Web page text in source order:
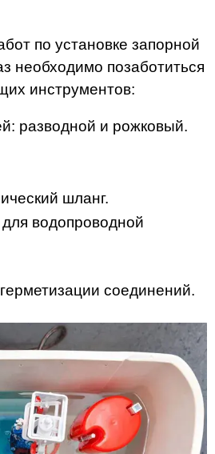
по установке запорной
необходимо позаботиться
инструментов:
разводной и рожковый.
шланг.
водопроводной
соединений.